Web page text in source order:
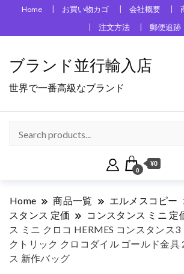
Home お買い物カゴ 会社概要
注文方法
郵便追跡
ブランド並行輸入店
世界で一番高級なブランド
0
¥0
Home 商品一覧 エルメスコピー
スタンス 定価
コンスタンス ミニ 定
ス ミニ クロコ HERMES コンスタンス3
クトリック クロコダイル ゴールド金具
ス 新作バッグ